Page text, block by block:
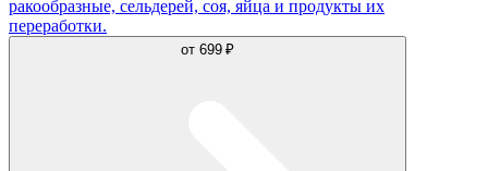
ракообразные, сельдерей, соя, яйца и продукты их
переработки.
от 699 ₽